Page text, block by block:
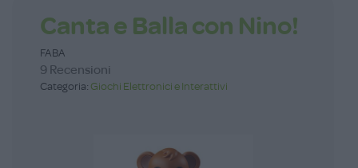
Canta e Balla con Nino!
FABA
9 Recensioni
Categoria: Giochi Elettronici e Interattivi